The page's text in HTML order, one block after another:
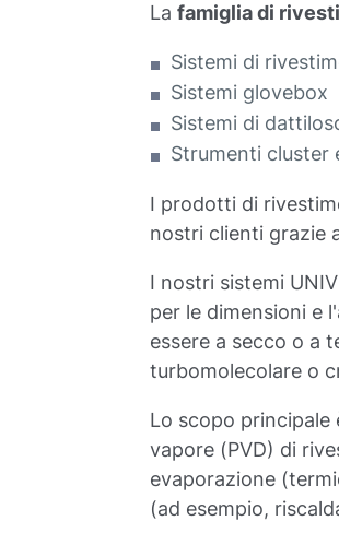
Lafamiglia di
Sistemi di
Sistemi glovebox
Sistemi di
Strumenti cluster
I prodotti di
nostri clienti grazie
I nostri sistemi
per le dimensioni e
essere a secco o a
turbomolecolare o
Lo scopo principale
vapore (PVD) di
evaporazione
(ad esempio,